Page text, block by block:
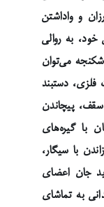
و واداشتن
به روالی
می‌توان
دستبند
سقف، پیچاندن
با گیره‌های
با سیگار،
جان اعضای
به تماشای